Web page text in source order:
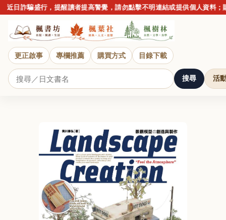
日詐騙盛行，提醒讀者提高警覺，請勿點擊不明連結或提供個人資料；購
更正啟事 專欄推薦 購買方式 目錄下載
搜尋 活